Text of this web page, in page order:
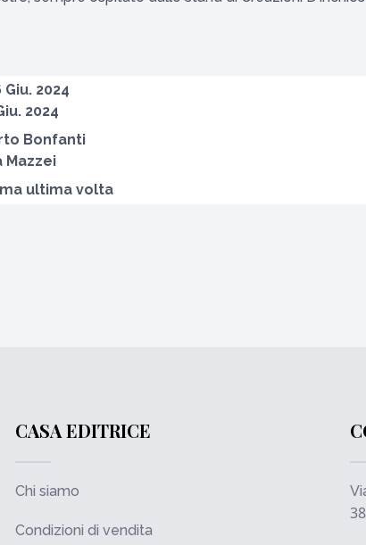
Giu. 2024
2024
Bonfanti
Mazzei
ultima volta
CASA EDITRICE
Chi siamo
Condizioni di vendita